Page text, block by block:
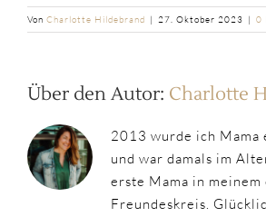
Von Charlotte Hildebrand | 27. Oktober 2023 | 0
Über den Autor: Charlotte
2013 wurde ich Mama
und war damals im
erste Mama in meinem
Freundeskreis.